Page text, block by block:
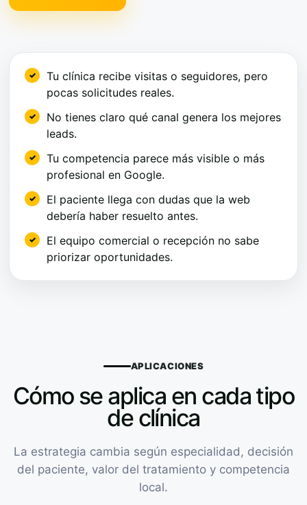
Tu clínica recibe visitas o seguidores, pero
pocas solicitudes reales.
No tienes claro qué canal genera los mejores
leads.
Tu competencia parece más visible o más
profesional en Google.
El paciente llega con dudas que la web
debería haber resuelto antes.
El equipo comercial o recepción no sabe
priorizar oportunidades.
APLICACIONES
Cómo se aplica en cada tipo
de clínica
La estrategia cambia según especialidad, decisión
del paciente, valor del tratamiento y competencia
local.